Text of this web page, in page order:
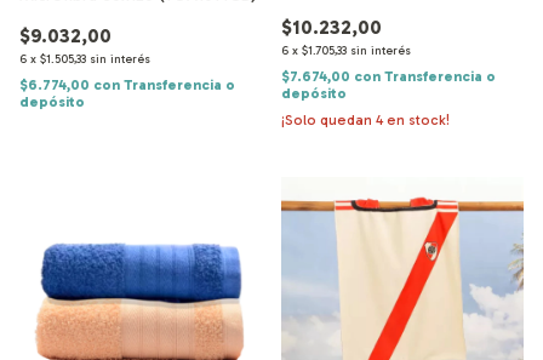
$9.032,00
6 x $1.505,33 sin interés
$6.774,00 con Transferencia o
depósito
$10.232,00
6 x $1.705,33 sin interés
$7.674,00 con Transferencia o
depósito
¡Solo quedan 4en stock!